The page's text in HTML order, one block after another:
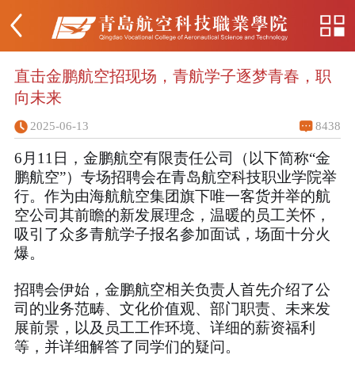
直击金鹏航空招现场，青航学子逐梦青春，职
向未来
2025-06-13 8438
6月11日，金鹏航空有限责任公司（以下简称“金
鹏航空”）专场招聘会在青岛航空科技职业学院举
行。作为由海航航空集团旗下唯一客货并举的航
空公司其前瞻的新发展理念，温暖的员工关怀，
吸引了众多青航学子报名参加面试，场面十分火
爆。
招聘会伊始，金鹏航空相关负责人首先介绍了公
司的业务范畴、文化价值观、部门职责、未来发
展前景，以及员工工作环境、详细的薪资福利
等，并详细解答了同学们的疑问。